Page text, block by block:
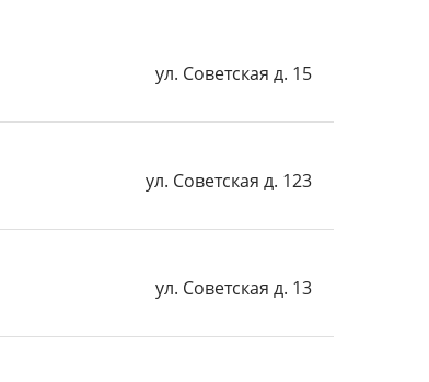
ул. Советская д. 15
ул. Советская д. 123
ул. Советская д. 13